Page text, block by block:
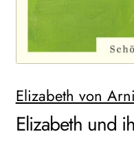
Elizabeth von
Elizabeth und